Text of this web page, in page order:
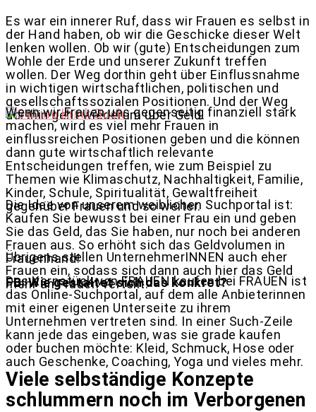
Es war ein innerer Ruf, dass wir Frauen es selbst in
der Hand haben, ob wir die Geschicke dieser Welt
lenken wollen. Ob wir (gute) Entscheidungen zum
Wohle der Erde und unserer Zukunft treffen
wollen. Der Weg dorthin geht über Einflussnahme
in wichtigen wirtschaftlichen, politischen und
gesellschaftssozialen Positionen. Und der Weg
dorthin geht wiederum über Geld.
Wenn wir Frauen uns gegenseitig finanziell stark
machen, wird es viel mehr Frauen in
einflussreichen Positionen geben und die können
dann gute wirtschaftlich relevante
Entscheidungen treffen, wie zum Beispiel zu
Themen wie Klimaschutz, Nachhaltigkeit, Familie,
Kinder, Schule, Spiritualität, Gewaltfreiheit
gegenüber Frauen und so weiter.
Die Idee von unserem weiblichen Suchportal ist:
Kaufen Sie bewusst bei einer Frau ein und geben
Sie das Geld, das Sie haben, nur noch bei anderen
Frauen aus. So erhöht sich das Geldvolumen in
Frauenhand!
Übrigens stellen UnternehmerINNEN auch eher
Frauen ein, sodass sich dann auch hier das Geld
mehr an Frauen verteilt.
FB: Wie gestaltet sich das konkret?
Das Kernstück von FRAUEN kaufen bei FRAUEN ist
das Online-Suchportal, auf dem alle Anbieterinnen
mit einer eigenen Unterseite zu ihrem
Unternehmen vertreten sind. In einer Such-Zeile
kann jede das eingeben, was sie grade kaufen
oder buchen möchte: Kleid, Schmuck, Hose oder
auch Geschenke, Coaching, Yoga und vieles mehr.
Viele selbständige Konzepte
schlummern noch im Verborgenen